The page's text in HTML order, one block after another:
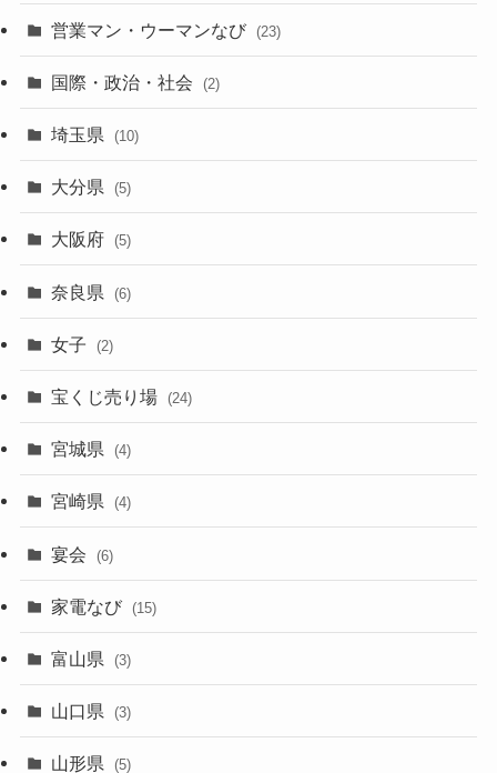
営業マン・ウーマンなび (23)
国際・政治・社会 (2)
埼玉県 (10)
大分県 (5)
大阪府 (5)
奈良県 (6)
女子 (2)
宝くじ売り場 (24)
宮城県 (4)
宮崎県 (4)
宴会 (6)
家電なび (15)
富山県 (3)
山口県 (3)
山形県 (5)